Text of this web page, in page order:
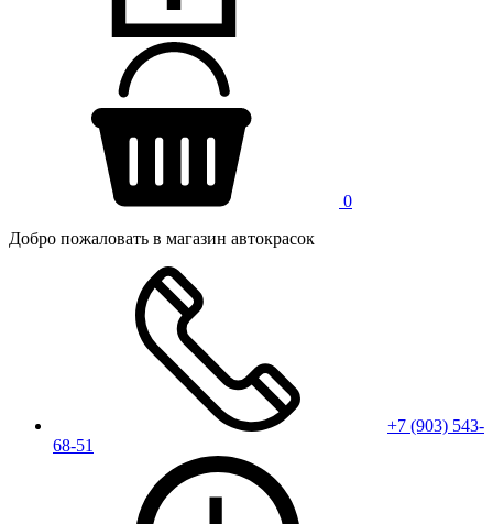
0
Добро пожаловать в магазин автокрасок
+7 (903) 543-
68-51